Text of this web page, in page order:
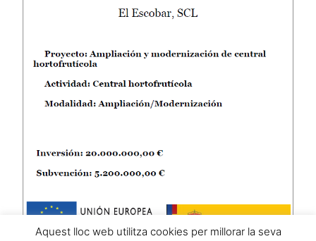
Aquest lloc web utilitza cookies per millorar la seva